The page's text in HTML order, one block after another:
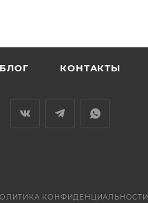
БЛОГ КОНТАКТЫ
КОНФИДЕНЦИАЛЬНОСТИ